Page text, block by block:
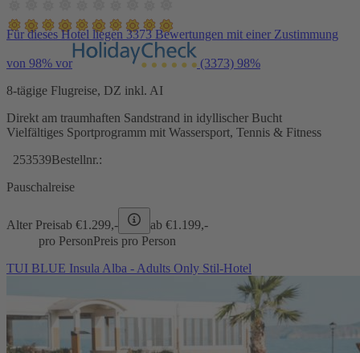
Für dieses Hotel liegen 3373 Bewertungen mit einer Zustimmung
von 98% vor (3373) 98%
8-tägige Flugreise, DZ inkl. AI
Direkt am traumhaften Sandstrand in idyllischer Bucht
Vielfältiges Sportprogramm mit Wassersport, Tennis & Fitness
253539Bestellnr.:
Pauschalreise
Alter Preisab €1.299,- ab €1.199,-
pro PersonPreis pro Person
TUI BLUE Insula Alba - Adults Only Stil-Hotel